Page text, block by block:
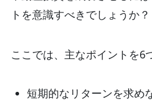
トを意識すべきでしょうか？
ここでは、主なポイントを6
短期的なリターンを求め